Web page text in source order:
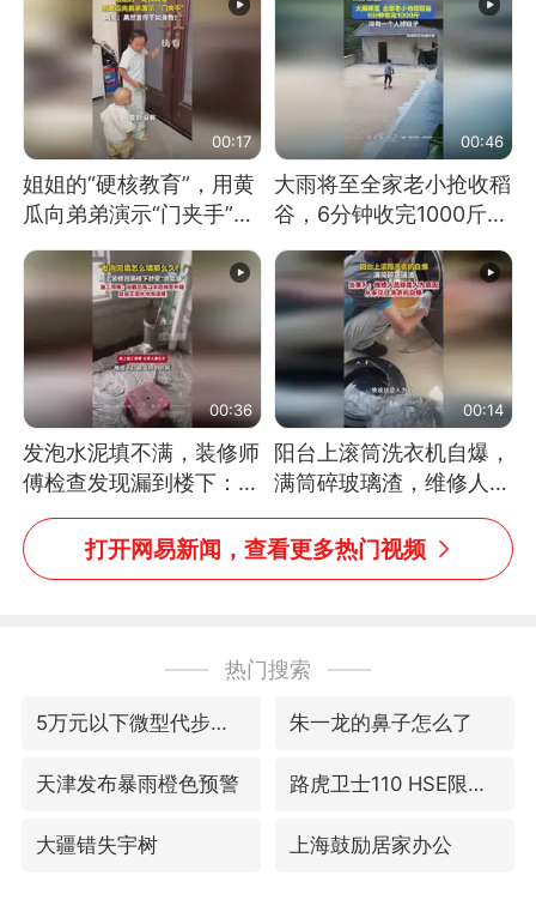
00:17
姐姐的“硬核教育”，用黄
瓜向弟弟演示“门夹手”，
网友：果然言传不如身
教！
00:46
大雨将至全家老小抢收稻
谷，6分钟收完1000斤，
没有一个人掉链子
00:36
发泡水泥填不满，装修师
傅检查发现漏到楼下：出
风口未延伸到外墙
00:14
阳台上滚筒洗衣机自爆，
满筒碎玻璃渣，维修人员
称是人为原因，从未见过
洗衣机自爆
打开网易新闻，查看更多热门视频
热门搜索
5万元以下微型代步车集体遇冷 朱一龙的鼻子怎么了
天津发布暴雨橙色预警 路虎卫士110 HSE限时降价
大疆错失宇树 上海鼓励居家办公